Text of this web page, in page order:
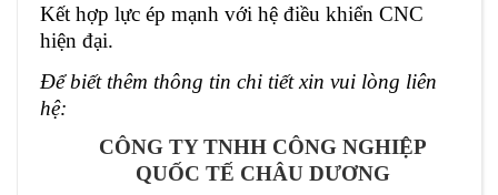
Kết hợp lực ép mạnh với hệ điều khiển CNC
hiện đại.
Để biết thêm thông tin chi tiết xin vui lòng liên
hệ:
CÔNG TY TNHH CÔNG NGHIỆP
QUỐC TẾ CHÂU DƯƠNG